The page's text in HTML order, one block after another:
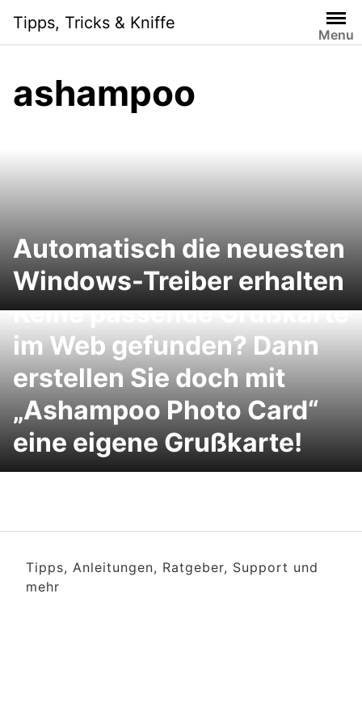
content
Tipps, Tricks & Kniffe
Menu
ashampoo
Automatisch die neuesten
Windows-Treiber erhalten
Keine passende Grußkarte
im Web gefunden? Dann
erstellen Sie doch mit
„Ashampoo Photo Card“
eine eigene Grußkarte!
Tipps, Anleitungen, Ratgeber, Support und
mehr